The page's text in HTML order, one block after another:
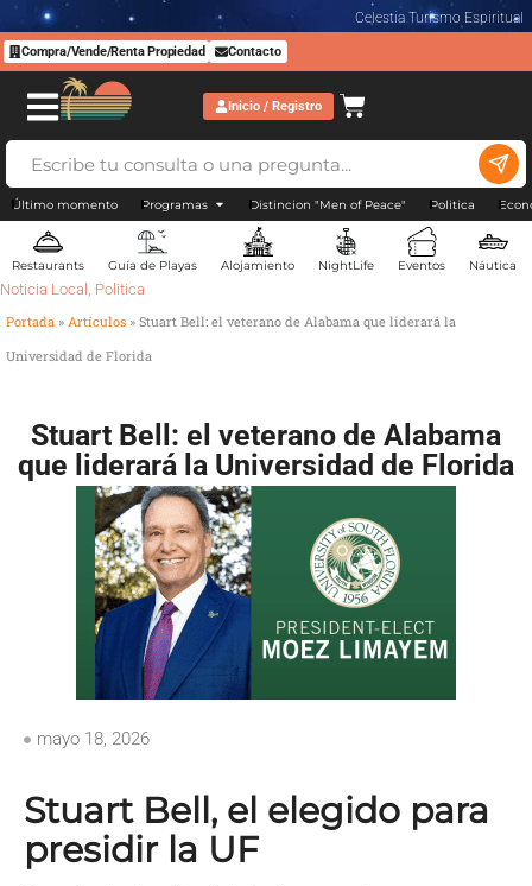
Celestia Turismo Espiritual
Compra/Vende/Renta Propiedad Contacto
Inicio / Registro
Último momento Programas Distincion "Men of Peace" Politica
Restaurants Guía de Playas Alojamiento NightLife Eventos Náutica
Noticia Local , Politica
Portada » Artículos » Stuart Bell: el veterano de Alabama que liderará la
Universidad de Florida
Stuart Bell: el veterano de Alabama
que liderará la Universidad de Florida
mayo 18, 2026
Stuart Bell, el elegido para
presidir la UF